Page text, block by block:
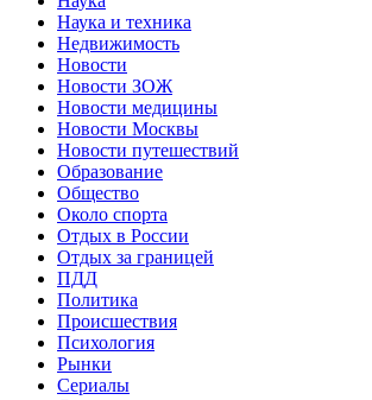
Наука и техника
Недвижимость
Новости
Новости ЗОЖ
Новости медицины
Новости Москвы
Новости путешествий
Образование
Общество
Около спорта
Отдых в России
Отдых за границей
ПДД
Политика
Происшествия
Психология
Рынки
Сериалы